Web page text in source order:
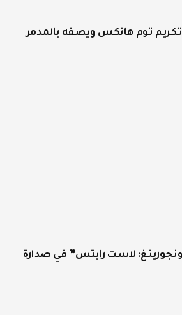
توم هانكس ويصفه بالمدمر
كونجورينغ: لاست رايتس” في صدارة